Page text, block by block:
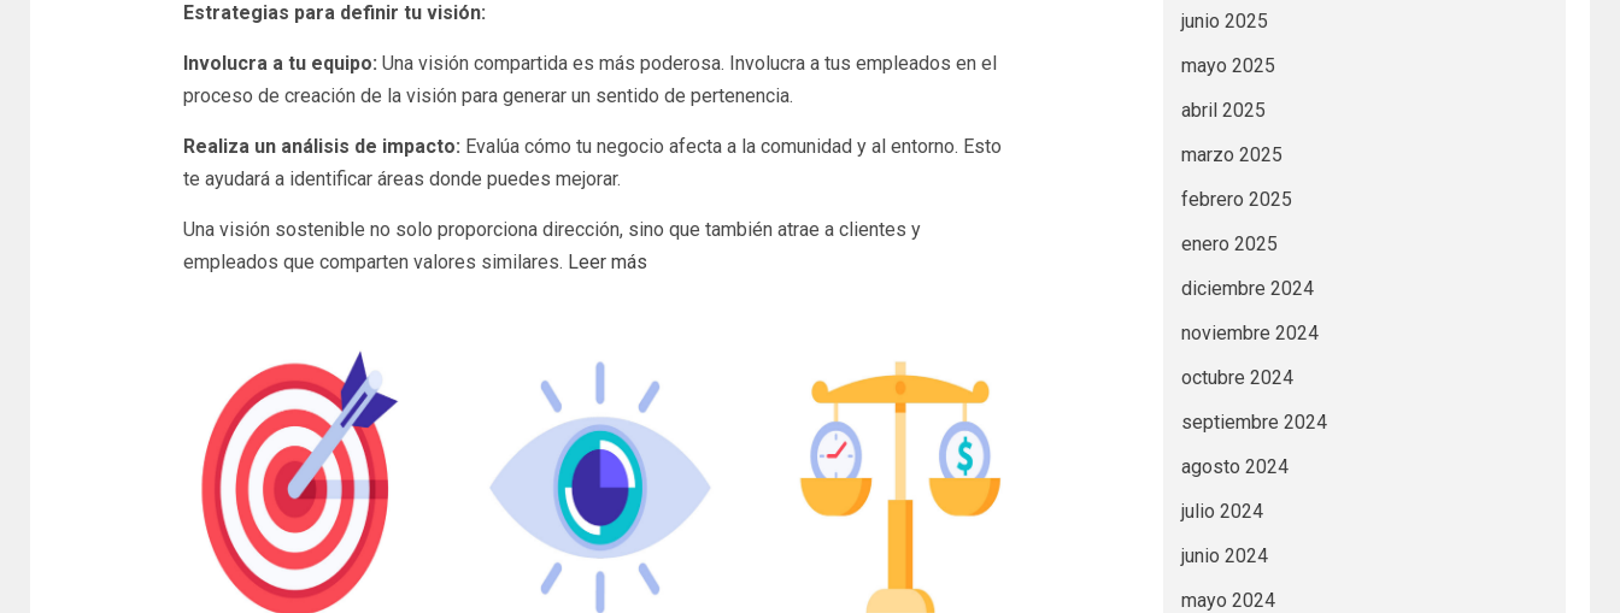
Estrategias para definir tu visión:
Involucra a tu equipo: Una visión compartida es más poderosa. Involucra a tus empleados en el
proceso de creación de la visión para generar un sentido de pertenencia.
Realiza un análisis de impacto: Evalúa cómo tu negocio afecta a la comunidad y al entorno. Esto
te ayudará a identificar áreas donde puedes mejorar.
Una visión sostenible no solo proporciona dirección, sino que también atrae a clientes y
empleados que comparten valores similares. Leer más
junio 2025
mayo 2025
abril 2025
marzo 2025
febrero 2025
enero 2025
diciembre 2024
noviembre 2024
octubre 2024
septiembre 2024
agosto 2024
julio 2024
junio 2024
mayo 2024